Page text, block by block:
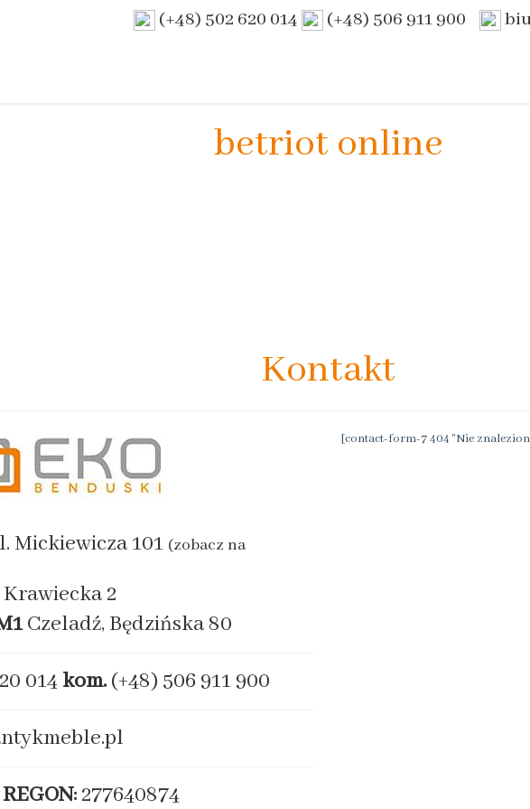
(+48) 502 620 014 (+48) 506 911 900
betriot online
Kontakt
Mickiewicza 101 (zobacz na
2
Czeladź, Będzińska 80
014 kom. (+48) 506 911 900
REGON: 277640874
[contact-form-7 404 "Nie